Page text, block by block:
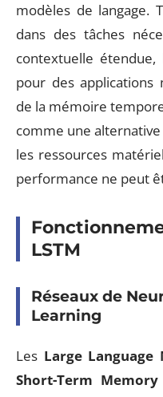
modèles de langage.
dans des tâches
contextuelle
pour des applications
de la mémoire
comme une
les ressources
performance ne peut
LSTM
Réseaux de
Learning
Les Large Language
Short-Term Memory